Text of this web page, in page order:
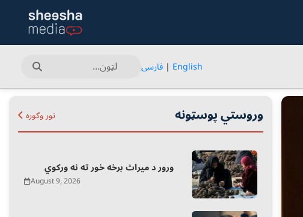
English
| فارسی
وروستي پوسټونه نور وګوره
ورور د میراث برخه خور ته نه ورکوي
August 9, 2026